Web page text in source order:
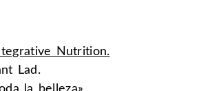
Nutrition.
Lad.